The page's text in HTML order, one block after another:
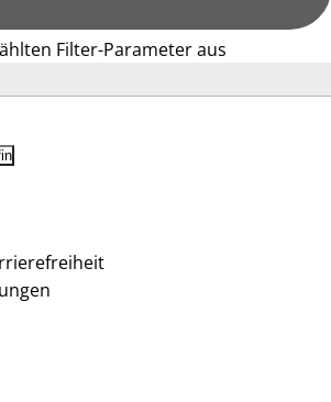
Filter-Parameter aus